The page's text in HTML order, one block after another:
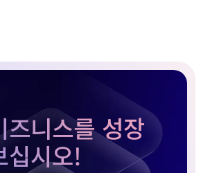
즈니스를 성장
십시오!